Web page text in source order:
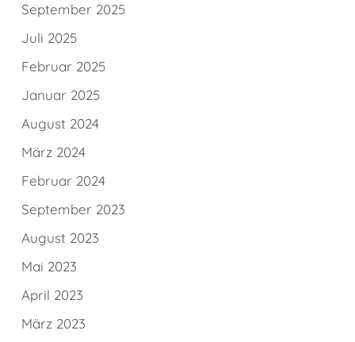
September 2025
Juli 2025
Februar 2025
Januar 2025
August 2024
März 2024
Februar 2024
September 2023
August 2023
Mai 2023
April 2023
März 2023